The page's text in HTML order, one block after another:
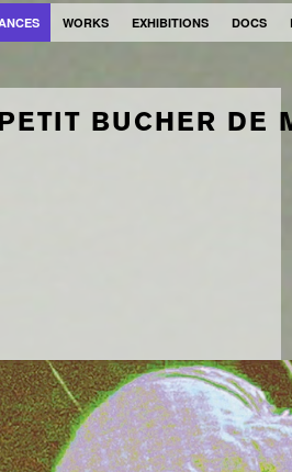
WORKS EXHIBITIONS DOCS
BUCHER DE